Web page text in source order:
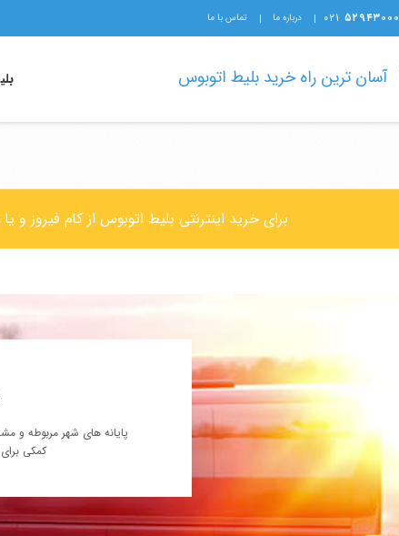
۵۲۹۴۳۰۰۰ ۰۲۱ درباره ما تماس با ما
آسان ترین راه خرید بلیط اتوبوس
برای خرید اینترنتی بلیط اتوبوس از کام فیروز
پایانه های شهر مربوطه و
کمکی